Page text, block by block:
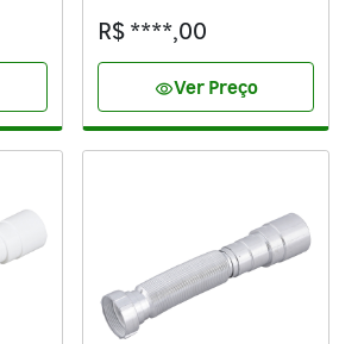
R$ ****,00
visibilityVer Preço